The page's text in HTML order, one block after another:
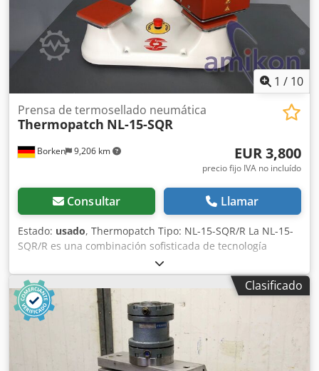
1 / 10
Borken 9,206 km
Prensa de termosellado neumática
Thermopatch NL-15-SQR
EUR 3,800
precio fijo IVA no incluído
Consultar Llamar
Estado: usado, Thermopatch Tipo: NL-15-SQR/R La NL-15-
SQR/R es una combinación sofisticada de tecnología
avanzada y un diseño ergonómico moderno. El dispositivo
se calienta rápidamente y cambia automáticamente al
modo de ahorro de energía cuando es necesario. La NL-15-
SQR/R funciona exclusivamente con aire comprimido y es
la solución universal para cualquier tipo de aplicación. La
pantalla es fácil de usar. Uso previsto: Esta prensa térmica
es especialmente adecuada para aplicaciones industriales
en las que se requiere un control preciso de la
Clasificado